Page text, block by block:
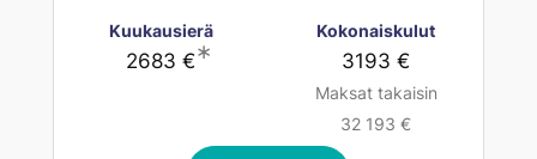
Kuukausierä
2683 €∗
Kokonaiskulut
3193 €
Maksat takaisin
32 193 €